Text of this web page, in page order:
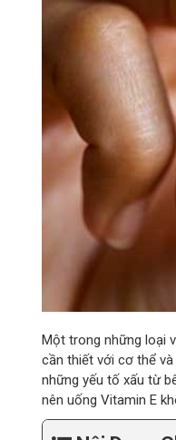
Một trong những loại
cần thiết với cơ thể
những yếu tố xấu từ
nên uống Vitamin E